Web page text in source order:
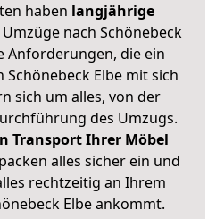
haben langjährige
nach Schönebeck
Anforderungen, die ein
Schönebeck Elbe mit sich
sich um alles, von der
des Umzugs.
Transport Ihrer Möbel
alles sicher ein und
rechtzeitig an Ihrem
Elbe ankommt.